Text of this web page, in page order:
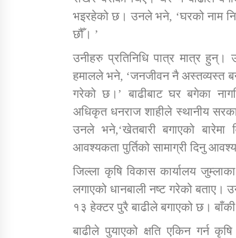
भइरहेको छ। उनले भने, ‘घरको नाम
छौँ। ’
उनीहरु प्रतिनिधि पात्र मात्र
हमालले भने, ‘जनजीवन नै अस्तव्यस्त
गरेको छ।’ बाढीबाट घर बगेका
अधिकृत धनराज शाहीले स्थानीय
उनले भने,‘खेतबारी बगाएको
आवश्यकता पुर्तिको सामाग्री दिनु
जिल्ला कृषि विकास कार्यालय
लगाएको धानबाली नष्ट गरेको
१३ हेक्टर पुरै बाढीले बगाएको छ।
बाढीले पुयाएको क्षति एकिन गर्न